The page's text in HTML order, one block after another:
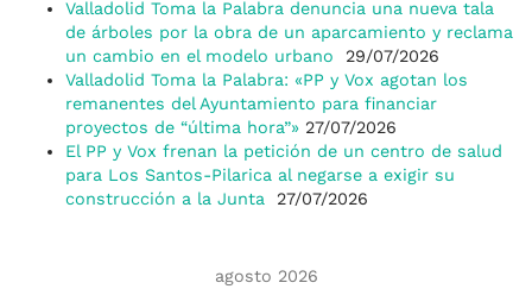
Valladolid Toma la Palabra denuncia una nueva tala
de árboles por la obra de un aparcamiento y reclama
un cambio en el modelo urbano
29/07/2026
Valladolid Toma la Palabra: «PP y Vox agotan los
remanentes del Ayuntamiento para financiar
proyectos de “última hora”» 27/07/2026
El PP y Vox frenan la petición de un centro de salud
para Los Santos-Pilarica al negarse a exigir su
construcción a la Junta
27/07/2026
agosto 2026